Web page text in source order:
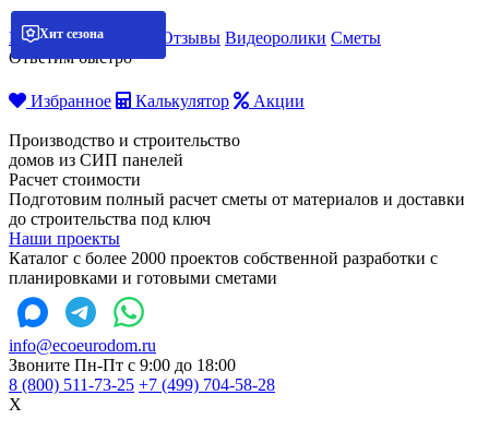
Мобильная бригада Отзывы Видеоролики Сметы
Ответим быстро
Избранное Калькулятор Акции
Производство и строительство
домов из СИП панелей
Расчет стоимости
Подготовим полный расчет сметы от материалов и доставки
до строительства под ключ
Наши проекты
Каталог с более 2000 проектов собственной разработки с
планировками и готовыми сметами
info@ecoeurodom.ru
Звоните Пн-Пт с 9:00 до 18:00
8 (800) 511-73-25 +7 (499) 704-58-28
X
Хит сезона
Хит сезона
Хит сезона
Хит сезона